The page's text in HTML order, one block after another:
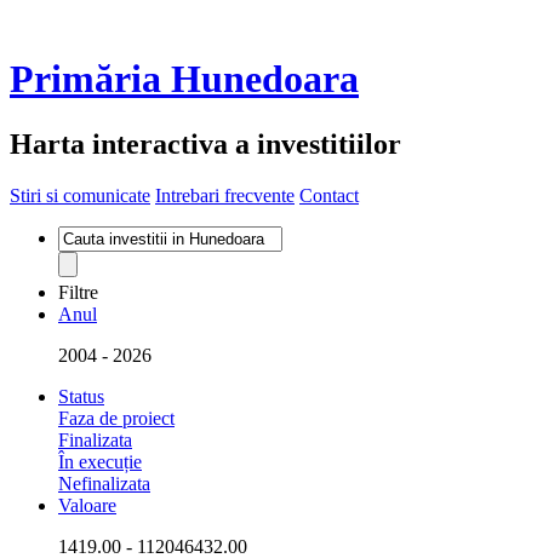
Primăria Hunedoara
Harta interactiva a investitiilor
Stiri si comunicate Intrebari frecvente Contact
Filtre
Anul
2004 - 2026
Status
Faza de proiect
Finalizata
În execuție
Nefinalizata
Valoare
1419.00 - 112046432.00